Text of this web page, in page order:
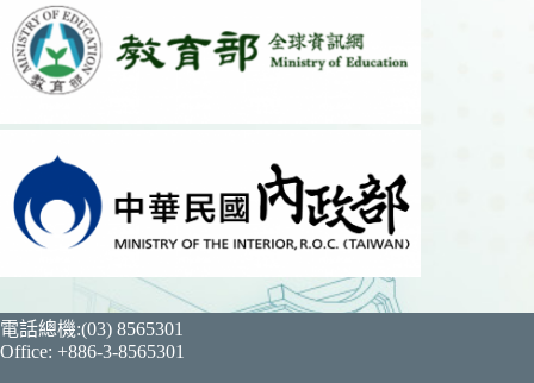
電話總機:(03) 8565301
Office: +886-3-8565301